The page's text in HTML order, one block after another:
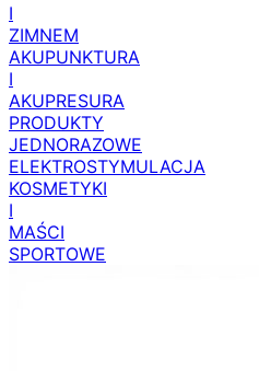
I
ZIMNEM
AKUPUNKTURA
I
AKUPRESURA
PRODUKTY
JEDNORAZOWE
ELEKTROSTYMULACJA
KOSMETYKI
I
MAŚCI
SPORTOWE